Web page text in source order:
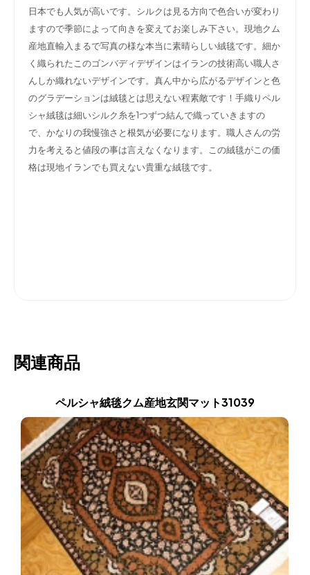
日本でも人気が高いです。シルクは見る方向で色合いが変わり
ますので季節によって向きを変えてお楽しみ下さい。 現地クム
産地直輸入まるで写真の様な本当に素晴らしい絨毯です。細か
く織られたこのゴンバディデザインはイランの技術高い職人さ
んしか織れないデザインです。真ん中から広がるデザインと色
のグラデーションは絨毯とは思えない程素敵です！手織りペル
シャ絨毯は細いシルク糸を1つずつ結んで織っていきますの
で、かなりの我慢強さと根気が必要になります。職人さんの労
力を考えると値段の事は言えなくなります。この絨毯がこの価
格は現地イランでも買えない貴重な絨毯です。
関連商品
ペルシャ絨毯クム産地玄関マット31039